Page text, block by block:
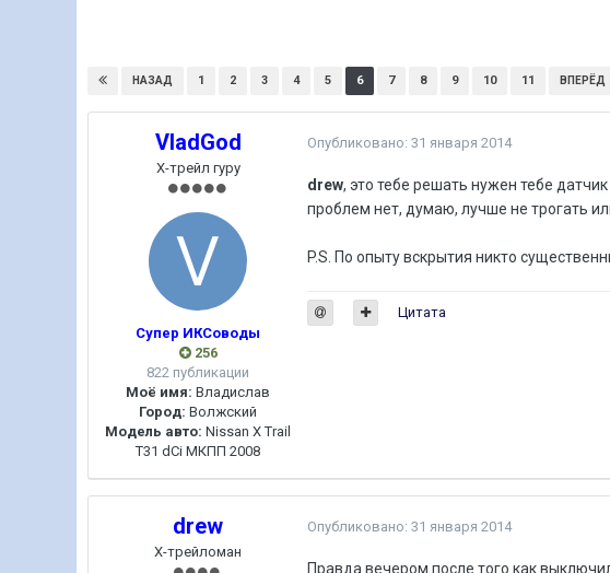
НАЗАД 1 2 3 4 5 6 7 8 9 10 11 ВПЕРЁД
VladGod
Х-трейл гуру
Супер ИКСоводы
256
822 публикации
Моё имя: Владислав
Город: Волжский
Модель авто: Nissan X Trail
T31 dCi МКПП 2008
Опубликовано: 31 января 2014
drew, это тебе решать нужен тебе
проблем нет, думаю, лучше не трогать
P.S. По опыту вскрытия никто
Цитата
drew
Х-трейломан
Опубликовано: 31 января 2014
Правда вечером после того как